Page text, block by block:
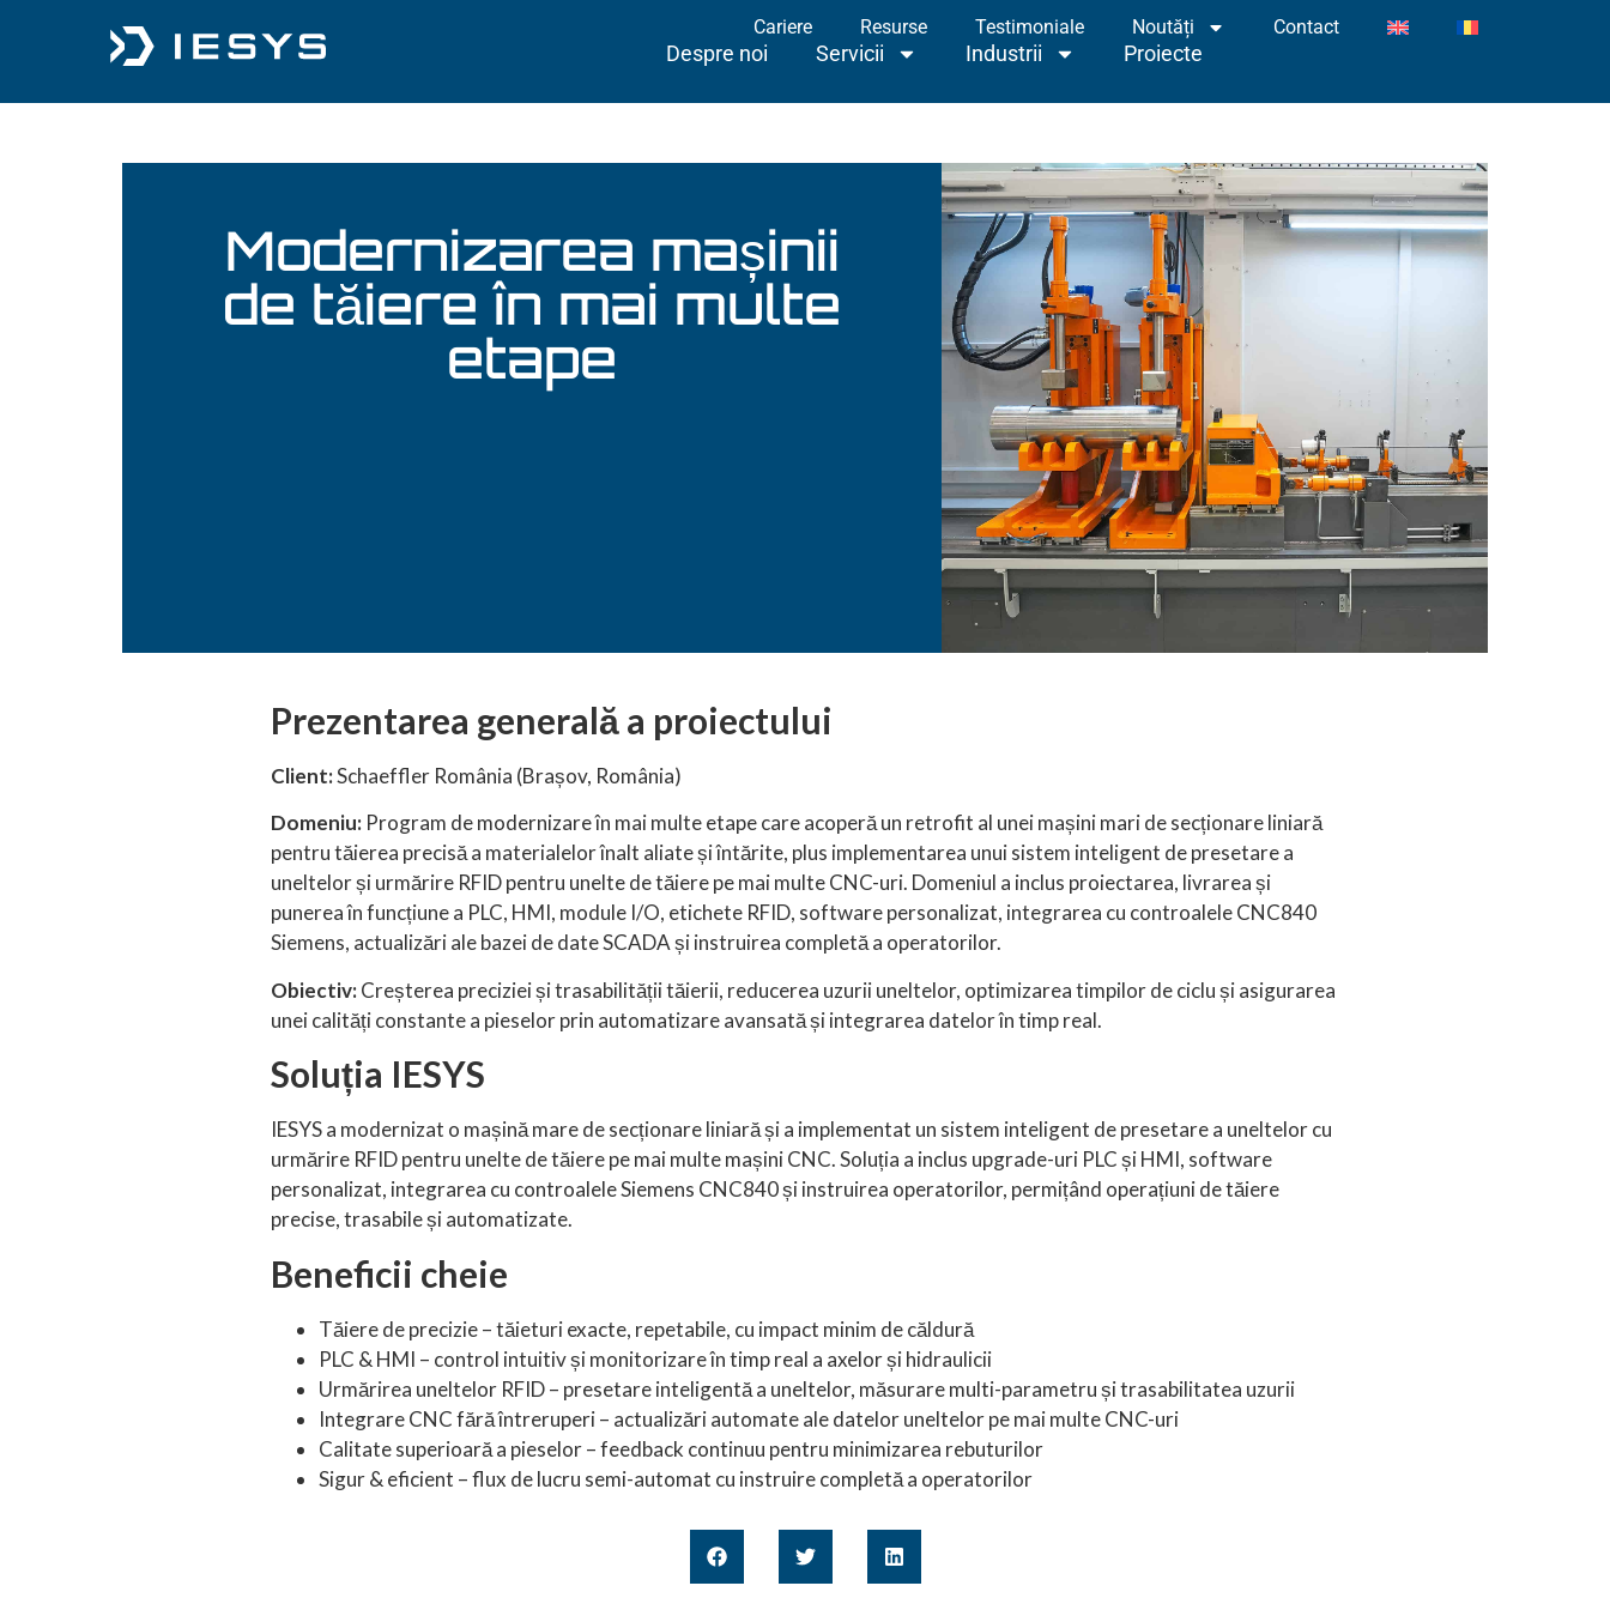
Cariere Resurse Testimoniale Noutăți Contact
Despre noi Servicii Industrii Proiecte
Servicii Industrii Proiecte
Modernizarea mașinii
de tăiere în mai multe
etape
Prezentarea generală a proiectului
Client:Schaeffler România (Brașov, România)
Domeniu: Program de modernizare în mai multe etape care acoperă un retrofit al unei mașini mari de secționare liniară
pentru tăierea precisă a materialelor înalt aliate și întărite, plus implementarea unui sistem inteligent de presetare a
uneltelor și urmărire RFID pentru unelte de tăiere pe mai multe CNC-uri. Domeniul a inclus proiectarea, livrarea și
punerea în funcțiune a PLC, HMI, module I/O, etichete RFID, software personalizat, integrarea cu controalele CNC840
Siemens, actualizări ale bazei de date SCADA și instruirea completă a operatorilor.
Obiectiv:Creșterea preciziei și trasabilității tăierii, reducerea uzurii uneltelor, optimizarea timpilor de ciclu și asigurarea
unei calități constante a pieselor prin automatizare avansată și integrarea datelor în timp real.
Soluția IESYS
IESYS a modernizat o mașină mare de secționare liniară și a implementat un sistem inteligent de presetare a uneltelor cu
urmărire RFID pentru unelte de tăiere pe mai multe mașini CNC. Soluția a inclus upgrade-uri PLC și HMI, software
personalizat, integrarea cu controalele Siemens CNC840 și instruirea operatorilor, permițând operațiuni de tăiere
precise, trasabile și automatizate.
Beneficii cheie
Tăiere de precizie – tăieturi exacte, repetabile, cu impact minim de căldură
PLC & HMI – control intuitiv și monitorizare în timp real a axelor și hidraulicii
Urmărirea uneltelor RFID – presetare inteligentă a uneltelor, măsurare multi-parametru și trasabilitatea uzurii
Integrare CNC fără întreruperi – actualizări automate ale datelor uneltelor pe mai multe CNC-uri
Calitate superioară a pieselor – feedback continuu pentru minimizarea rebuturilor
Sigur & eficient – flux de lucru semi-automat cu instruire completă a operatorilor